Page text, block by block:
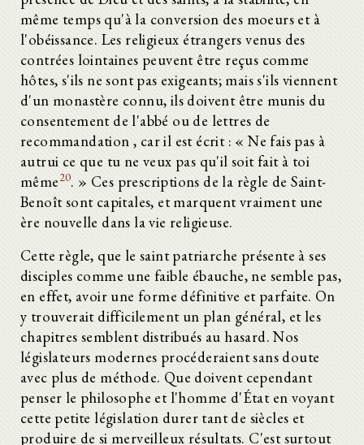
même temps qu'à la conversion des moeurs et à
l'obéissance. Les religieux étrangers venus des
contrées lointaines peuvent être reçus comme
hôtes, s'ils ne sont pas exigeants; mais s'ils viennent
d'un monastère connu, ils doivent être munis du
consentement de l'abbé ou de lettres de
recommandation , car il est écrit : « Ne fais pas à
autrui ce que tu ne veux pas qu'il soit fait à toi
même20. » Ces prescriptions de la règle de Saint-
Benoît sont capitales, et marquent vraiment une
ère nouvelle dans la vie religieuse.
Cette règle, que le saint patriarche présente à ses
disciples comme une faible ébauche, ne semble pas,
en effet, avoir une forme définitive et parfaite. On
y trouverait difficilement un plan général, et les
chapitres semblent distribués au hasard. Nos
législateurs modernes procéderaient sans doute
avec plus de méthode. Que doivent cependant
penser le philosophe et l'homme d'État en voyant
cette petite législation durer tant de siècles et
produire de si merveilleux résultats. C'est surtout